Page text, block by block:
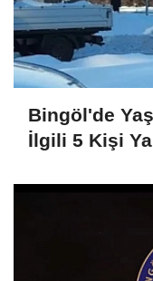
Bingöl'de
İlgili 5 Kişi